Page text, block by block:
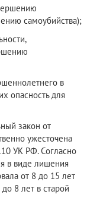
самоубийства);
в
опасность для
закон от
ужесточена
УК РФ. Согласно
в виде лишения
от 8 до 15 лет
8 лет в старой